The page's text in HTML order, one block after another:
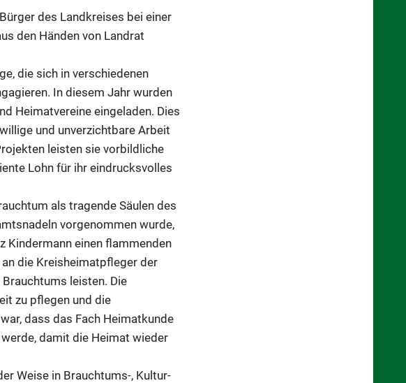
des Landkreises bei einer
den Händen von Landrat
die sich in verschiedenen
In diesem Jahr wurden
Heimatvereine eingeladen. Dies
und unverzichtbare Arbeit
leisten sie vorbildliche
Lohn für ihr eindrucksvolles
als tragende Säulen des
vorgenommen wurde,
Kindermann einen flammenden
die Kreisheimatpfleger der
leisten. Die
zu pflegen und die
dass das Fach Heimatkunde
damit die Heimat wieder
Weise in Brauchtums-, Kultur-